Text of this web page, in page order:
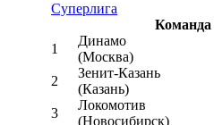
Суперлига
Команда
1
Динамо
(Москва)
2
Зенит-Казань
(Казань)
3
Локомотив
(Новосибирск)